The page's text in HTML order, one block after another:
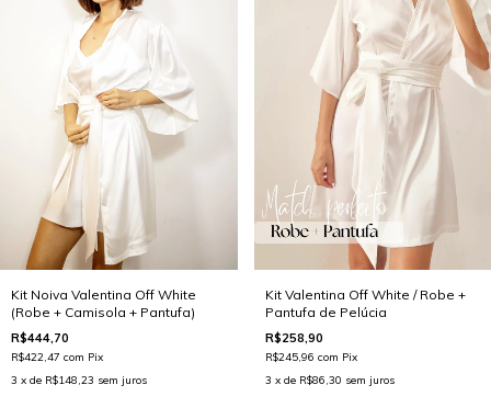
Kit Noiva Valentina Off White
(Robe + Camisola + Pantufa)
R$444,70
R$422,47 com Pix
3 x de R$148,23 sem juros
Kit Valentina Off White / Robe +
Pantufa de Pelúcia
R$258,90
R$245,96 com Pix
3 x de R$86,30 sem juros